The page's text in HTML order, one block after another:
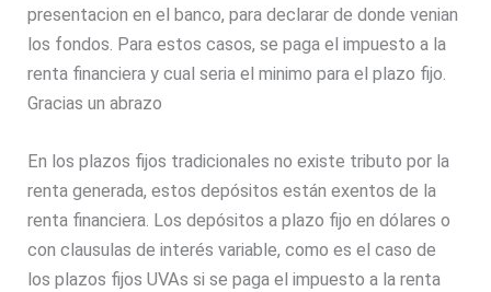
presentacion en el banco, para declarar de donde venian
los fondos. Para estos casos, se paga el impuesto a la
renta financiera y cual seria el minimo para el plazo fijo.
Gracias un abrazo
En los plazos fijos tradicionales no existe tributo por la
renta generada, estos depósitos están exentos de la
renta financiera. Los depósitos a plazo fijo en dólares o
con clausulas de interés variable, como es el caso de
los plazos fijos UVAs si se paga el impuesto a la renta